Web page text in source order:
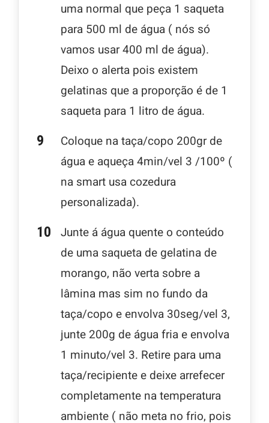
uma normal que peça 1 saqueta
para 500 ml de água ( nós só
vamos usar 400 ml de água).
Deixo o alerta pois existem
gelatinas que a proporção é de 1
saqueta para 1 litro de água.
Coloque na taça/copo 200gr de
água e aqueça 4min/vel 3 /100º (
na smart usa cozedura
personalizada).
Junte á água quente o conteúdo
de uma saqueta de gelatina de
morango, não verta sobre a
lâmina mas sim no fundo da
taça/copo e envolva 30seg/vel 3,
junte 200g de água fria e envolva
1 minuto/vel 3. Retire para uma
taça/recipiente e deixe arrefecer
completamente na temperatura
ambiente ( não meta no frio, pois